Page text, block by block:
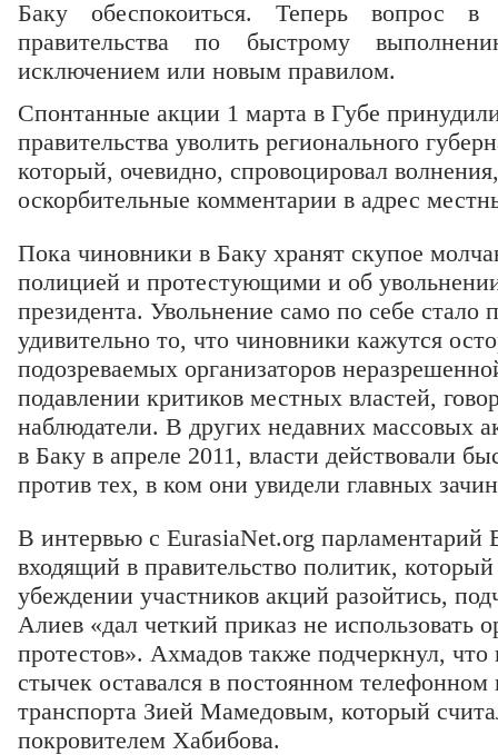
Баку обеспокоиться. Теперь вопрос
правительства по быстрому
исключением или новым правилом.
Спонтанные акции 1 марта в Губе
правительства уволить регионального
который, очевидно, спровоцировал
оскорбительные комментарии в адрес
Пока чиновники в Баку хранят скупое
полицией и протестующими и об
президента. Увольнение само по себе стало
удивительно то, что чиновники кажутся
подозреваемых организаторов
подавлении критиков местных властей,
наблюдатели. В других недавних массовых
в Баку в апреле 2011, власти действовали
против тех, в ком они увидели главных
В интервью с EurasiaNet.org парламентарий
входящий в правительство политик,
убеждении участников акций разойтись,
Алиев «дал четкий приказ не использовать
протестов». Ахмадов также подчеркнул, что
стычек оставался в постоянном
транспорта Зией Мамедовым, который
покровителем Хабибова.